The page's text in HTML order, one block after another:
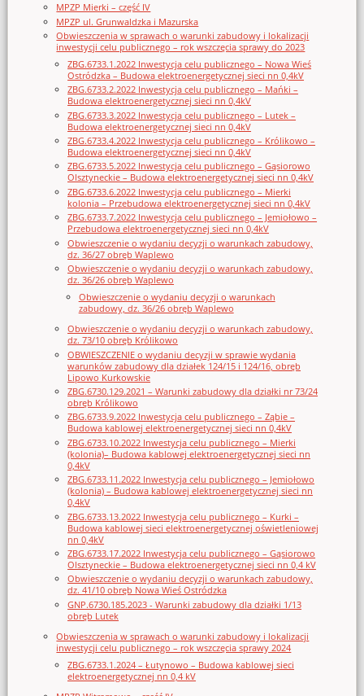
MPZP Mierki – część IV
MPZP ul. Grunwaldzka i Mazurska
Obwieszczenia w sprawach o warunki zabudowy i lokalizacji
inwestycji celu publicznego – rok wszczęcia sprawy do 2023
ZBG.6733.1.2022 Inwestycja celu publicznego – Nowa Wieś
Ostródzka – Budowa elektroenergetycznej sieci nn 0,4kV
ZBG.6733.2.2022 Inwestycja celu publicznego – Mańki –
Budowa elektroenergetycznej sieci nn 0,4kV
ZBG.6733.3.2022 Inwestycja celu publicznego – Lutek –
Budowa elektroenergetycznej sieci nn 0,4kV
ZBG.6733.4.2022 Inwestycja celu publicznego – Królikowo –
Budowa elektroenergetycznej sieci nn 0,4kV
ZBG.6733.5.2022 Inwestycja celu publicznego – Gąsiorowo
Olsztyneckie – Budowa elektroenergetycznej sieci nn 0,4kV
ZBG.6733.6.2022 Inwestycja celu publicznego – Mierki
kolonia – Przebudowa elektroenergetycznej sieci nn 0,4kV
ZBG.6733.7.2022 Inwestycja celu publicznego – Jemiołowo –
Przebudowa elektroenergetycznej sieci nn 0,4kV
Obwieszczenie o wydaniu decyzji o warunkach zabudowy,
dz. 36/27 obręb Waplewo
Obwieszczenie o wydaniu decyzji o warunkach zabudowy,
dz. 36/26 obręb Waplewo
Obwieszczenie o wydaniu decyzji o warunkach
zabudowy, dz. 36/26 obręb Waplewo
Obwieszczenie o wydaniu decyzji o warunkach zabudowy,
dz. 73/10 obręb Królikowo
OBWIESZCZENIE o wydaniu decyzji w sprawie wydania
warunków zabudowy dla działek 124/15 i 124/16, obręb
Lipowo Kurkowskie
ZBG.6730.129.2021 – Warunki zabudowy dla działki nr 73/24
obręb Królikowo
ZBG.6733.9.2022 Inwestycja celu publicznego – Ząbie –
Budowa kablowej elektroenergetycznej sieci nn 0,4kV
ZBG.6733.10.2022 Inwestycja celu publicznego – Mierki
(kolonia)– Budowa kablowej elektroenergetycznej sieci nn
0,4kV
ZBG.6733.11.2022 Inwestycja celu publicznego – Jemiołowo
(kolonia) – Budowa kablowej elektroenergetycznej sieci nn
0,4kV
ZBG.6733.13.2022 Inwestycja celu publicznego – Kurki –
Budowa kablowej sieci elektroenergetycznej oświetleniowej
nn 0,4kV
ZBG.6733.17.2022 Inwestycja celu publicznego – Gąsiorowo
Olsztyneckie – Budowa elektroenergetycznej sieci nn 0,4 kV
Obwieszczenie o wydaniu decyzji o warunkach zabudowy,
dz. 41/10 obręb Nowa Wieś Ostródzka
GNP.6730.185.2023 - Warunki zabudowy dla działki 1/13
obręb Lutek
Obwieszczenia w sprawach o warunki zabudowy i lokalizacji
inwestycji celu publicznego – rok wszczęcia sprawy 2024
ZBG.6733.1.2024 – Łutynowo – Budowa kablowej sieci
elektroenergetycznej nn 0,4 kV